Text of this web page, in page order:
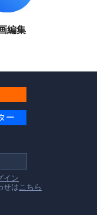
編集
ー
イン
せは こちら